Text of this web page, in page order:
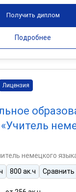
Получить диплом
Подробнее
Лицензия
немецкого
800 ак.ч Сравнить